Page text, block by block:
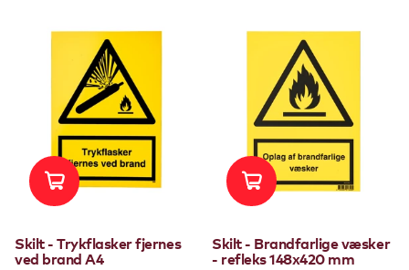
Skilt - Trykflasker fjernes
ved brand A4
Skilt - Brandfarlige væsker
- refleks 148x420 mm